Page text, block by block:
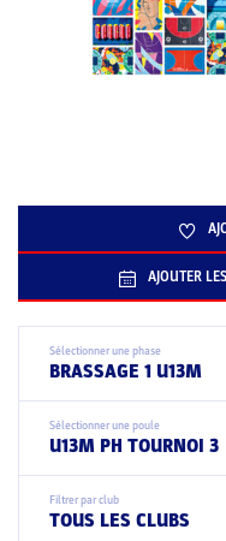
AJOUTER
Sélectionner une phase
BRASSAGE 1 U13M
Sélectionner une poule
U13M PH TOURNOI 3
Filtrer par club
TOUS LES CLUBS